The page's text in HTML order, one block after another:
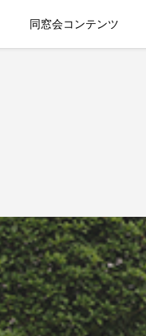
同窓会コンテンツ